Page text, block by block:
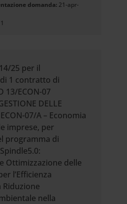
domanda: 21-apr-
1
25 per il
1 contratto di
13/ECON-07
DELLE
ECON-07/A – Economia
imprese, per
programma di
Ottimizzazione delle
l’Efficienza
Riduzione
nella